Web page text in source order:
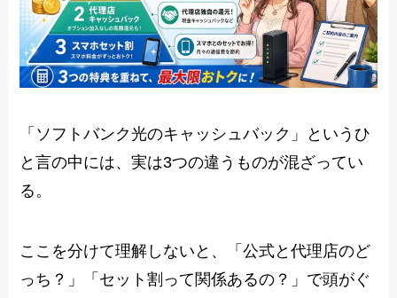
「ソフトバンク光のキャッシュバック」というひ
と言の中には、実は3つの違うものが混ざってい
る。
ここを分けて理解しないと、「公式と代理店のど
っち？」「セット割って関係あるの？」で頭がぐ